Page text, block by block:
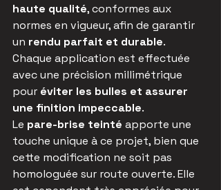
haute qualité, conformes aux
normes en vigueur, afin de garantir
un rendu parfait et durable.
Chaque application est effectuée
avec une précision millimétrique
pour éviter les bulles et assurer
une finition impeccable.
Le pare-brise teinté apporte une
touche unique à ce projet, bien que
cette modification ne soit pas
homologuée sur route ouverte. Elle